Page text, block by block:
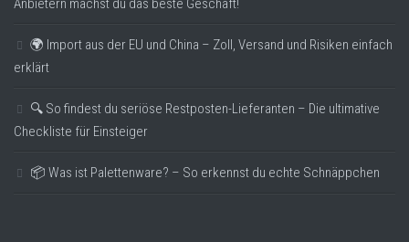
Anbietern machst du das beste Geschäft!
🌍 Import aus der EU und China – Zoll, Versand und Risiken einfach
erklärt
🔍 So findest du seriöse Restposten-Lieferanten – Die ultimative
Checkliste für Einsteiger
📦 Was ist Palettenware? – So erkennst du echte Schnäppchen